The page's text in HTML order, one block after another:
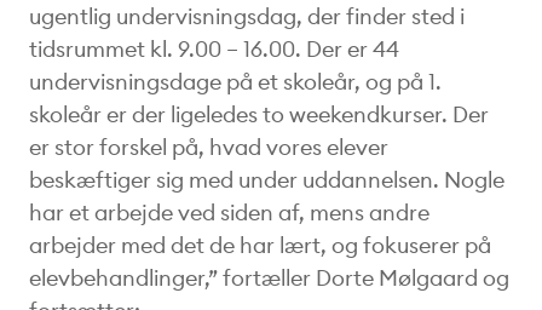
ugentlig undervisningsdag, der finder sted i
tidsrummet kl. 9.00 – 16.00. Der er 44
undervisningsdage på et skoleår, og på 1.
skoleår er der ligeledes to weekendkurser. Der
er stor forskel på, hvad vores elever
beskæftiger sig med under uddannelsen. Nogle
har et arbejde ved siden af, mens andre
arbejder med det de har lært, og fokuserer på
elevbehandlinger,” fortæller Dorte Mølgaard og